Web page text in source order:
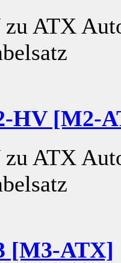
ATX
HV [M2-
ATX
[M3-ATX]